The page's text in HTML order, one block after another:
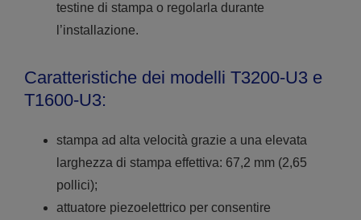
testine di stampa o regolarla durante
l’installazione.
Caratteristiche dei modelli T3200-U3 e
T1600-U3:
stampa ad alta velocità grazie a una elevata
larghezza di stampa effettiva: 67,2 mm (2,65
pollici);
attuatore piezoelettrico per consentire